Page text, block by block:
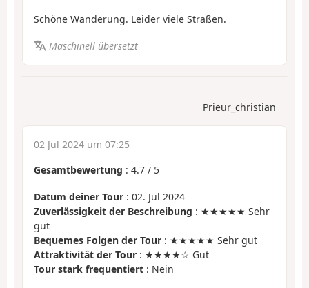
Schöne Wanderung. Leider viele Straßen.
Maschinell übersetzt
Prieur_christian
02 Jul 2024 um 07:25
Gesamtbewertung : 4.7 / 5
Datum deiner Tour : 02. Jul 2024
Zuverlässigkeit der Beschreibung : ★★★★★ Sehr
gut
Bequemes Folgen der Tour : ★★★★★ Sehr gut
Attraktivität der Tour : ★★★★☆ Gut
Tour stark frequentiert : Nein